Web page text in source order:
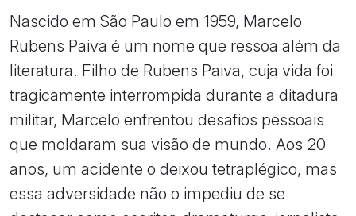
Nascido em São Paulo em 1959, Marcelo
Rubens Paiva é um nome que ressoa além da
literatura. Filho de Rubens Paiva, cuja vida foi
tragicamente interrompida durante a ditadura
militar, Marcelo enfrentou desafios pessoais
que moldaram sua visão de mundo. Aos 20
anos, um acidente o deixou tetraplégico, mas
essa adversidade não o impediu de se